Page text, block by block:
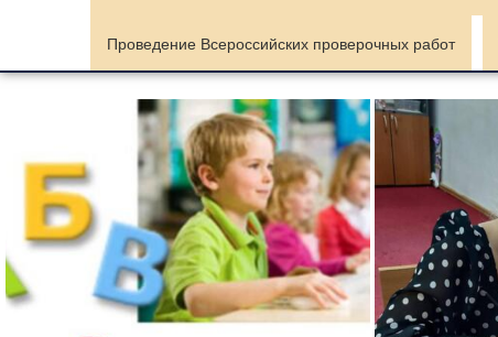
Проведение Всероссийских проверочных работ